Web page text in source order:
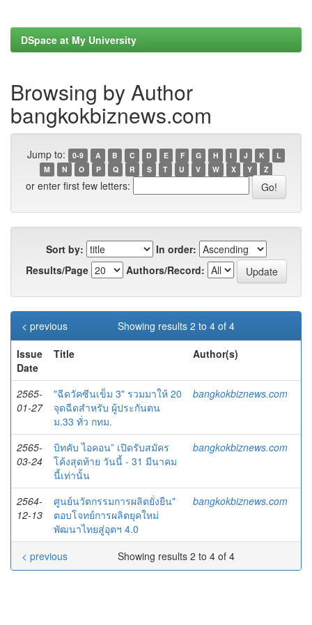
DSpace at My University
Browsing by Author
bangkokbiznews.com
Jump to: 0-9 A B C D E F G H I J K
L
M
N O P Q R S T U V W X Y Z
or enter first few letters:
Sort by:
In order:
Results/Page
Authors/Record:
Showing results 2 to 4 of 4
< previous
Issue
Date
Title Author(s)
2565-
01-27
"ฉีดวัคซีนเข็ม 3" รวมมาให้ 20
จุดฉีดสำหรับ ผู้ประกันตน
ม.33 ทั่ว กทม.
bangkokbiznews.com
2565-
03-24
บิทคับ ไอคอน” เปิดรับสมัคร
โค้งสุดท้าย วันนี้ - 31 มีนาคม
นี้เท่านั้น
bangkokbiznews.com
2564-
12-13
ศูนย์นวัตกรรมการผลิตยั่งยืน"
ตอบโจทย์การผลิตยุคใหม่
พัฒนาไทยสู่อุตฯ 4.0
bangkokbiznews.com
Showing results 2 to 4 of 4
< previous